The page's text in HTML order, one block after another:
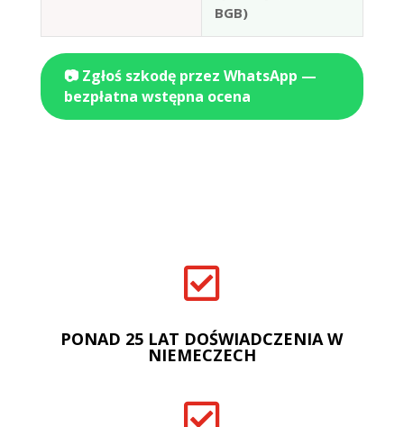
BGB)
📷 Zgłoś szkodę przez WhatsApp —
bezpłatna wstępna ocena

PONAD 25 LAT DOŚWIADCZENIA W
NIEMECZECH